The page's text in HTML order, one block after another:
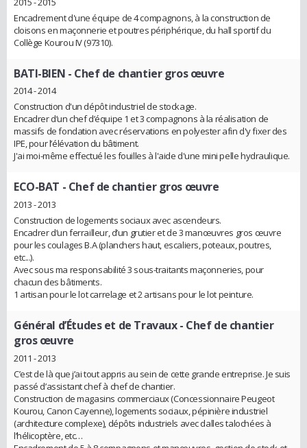
Encadrement d'une équipe de 4 compagnons, à la construction de
cloisons en maçonnerie et poutres périphérique, du hall sportif du
Collège Kourou IV (97310).
BATI-BIEN - Chef de chantier gros œuvre
2014 - 2014
Construction d'un dépôt industriel de stockage.
Encadrer d’un chef d’équipe 1 et 3 compagnons à la réalisation de
massifs de fondation avec réservations en polyester afin d'y fixer des
IPE, pour l’élévation du bâtiment.
J'ai moi-même effectué les fouilles à l'aide d'une mini pelle hydraulique.
ECO-BAT - Chef de chantier gros œuvre
2013 - 2013
Construction de logements sociaux avec ascendeurs.
Encadrer d’un ferrailleur, d’un grutier et de 3 manœuvres gros œuvre
pour les coulages B.A (planchers haut, escaliers, poteaux, poutres,
etc...).
Avec sous ma responsabilité 3 sous-traitants maçonneries, pour
chacun des bâtiments.
1 artisan pour le lot carrelage et 2 artisans pour le lot peinture.
Général d’Études et de Travaux- Chef de chantier
gros œuvre
2011 - 2013
C’est de là que j’ai tout appris au sein de cette grande entreprise. Je suis
passé d’assistant chef à chef de chantier.
Construction de magasins commerciaux (Concessionnaire Peugeot
Kourou, Canon Cayenne), logements sociaux, pépinière industriel
(architecture complexe), dépôts industriels avec dalles talochées à
l’hélicoptère, etc…